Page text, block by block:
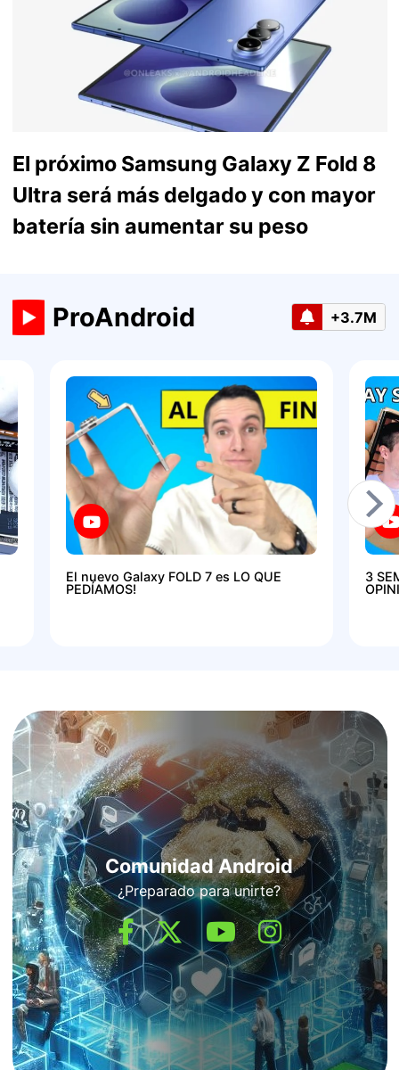
El próximo Samsung Galaxy Z Fold 8
Ultra será más delgado y con mayor
batería sin aumentar su peso
ProAndroid +3.7M
El nuevo Galaxy FOLD 7 es LO QUE
PEDÍAMOS!
3
Comunidad Android
¿Preparado para unirte?